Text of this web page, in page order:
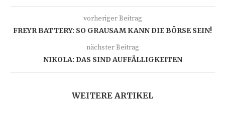
vorheriger Beitrag
FREYR BATTERY: SO GRAUSAM KANN DIE BÖRSE SEIN!
nächster Beitrag
NIKOLA: DAS SIND AUFFÄLLIGKEITEN
WEITERE ARTIKEL